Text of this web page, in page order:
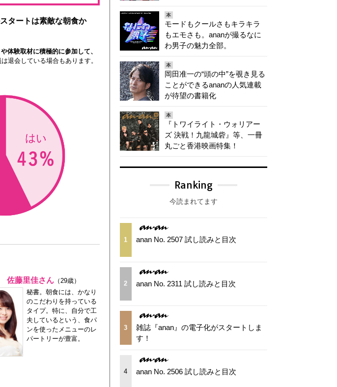
タートは素敵な朝食か
体験取材に積極的に参加して、
退会している場合もあります。
佐藤里佳さん（29歳）
秘書。朝食には、かなり
のこだわりを持っている
タイプ。特に、自分で工
夫しているという、食パ
ンを使ったメニューのレ
パートリーが豊富。
本
モードもクールさもキラキラ
もエモさも。ananが撮るなに
わ男子の魅力全部。
本
岡田准一の“頭の中”を覗き見る
ことができるananの人気連載
が待望の書籍化
本
『トワイライト・ウォリアー
ズ 決戦！九龍城砦』等、一冊
丸ごと香港映画特集！
Ranking
今読まれてます
1 anan No. 2507 試し読みと目次
2 anan No. 2311 試し読みと目次
3
雑誌『anan』の電子化がスタートしま
す！
4 anan No. 2506 試し読みと目次